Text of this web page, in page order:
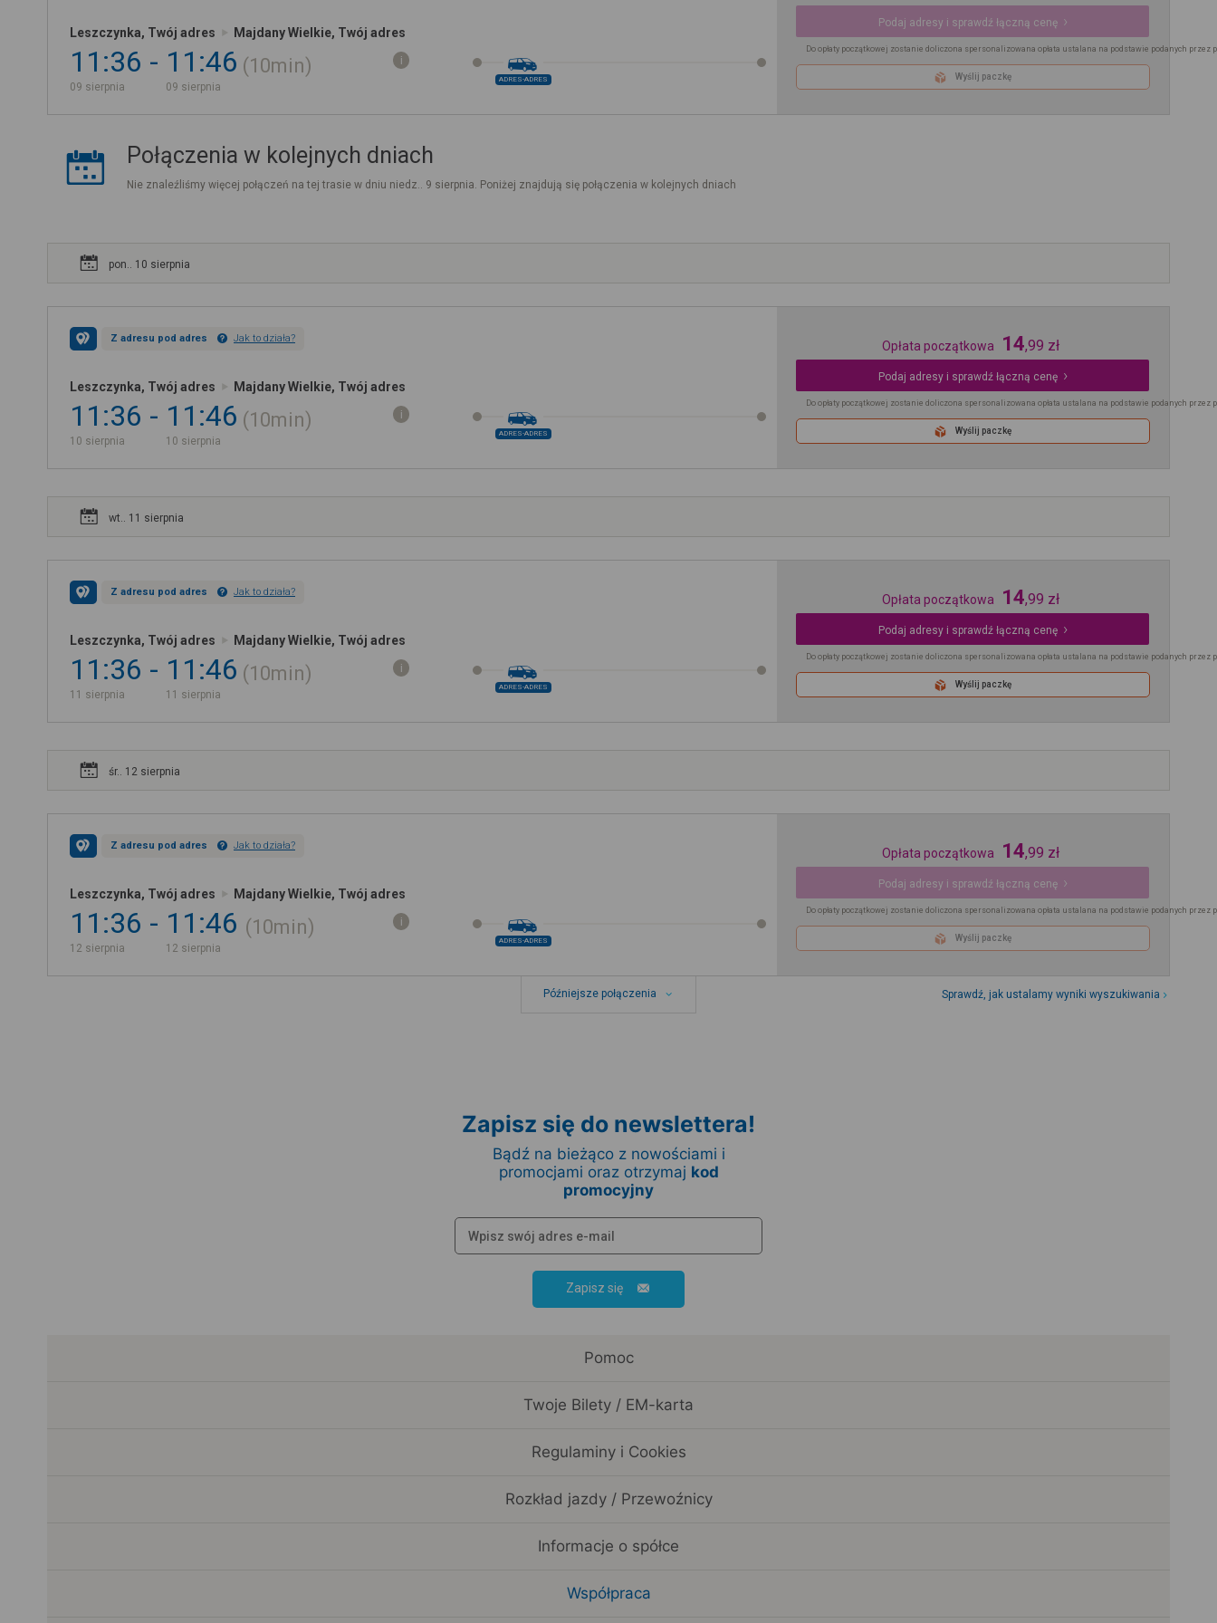
Leszczynka, Twój adres Majdany Wielkie, Twój adres
11:36
09 sierpnia
11:46
09 sierpnia
10min
ADRES-ADRES
Podaj adresy i sprawdź łączną cenę
Do opłaty początkowej zostanie doliczona spersonalizowana opłata ustalana na podstawie podanych przez
Wyślij paczkę
Połączenia w kolejnych dniach
Nie znaleźliśmy więcej połączeń na tej trasie w dniu niedz.. 9 sierpnia. Poniżej znajdują się połączenia w kolejnych dniach
pon.. 10 sierpnia
Z adresu pod adres Jak to działa?
Leszczynka, Twój adres Majdany Wielkie, Twój adres
11:36
10 sierpnia
11:46
10 sierpnia
10min
ADRES-ADRES
Opłata początkowa 14,99 zł
Podaj adresy i sprawdź łączną cenę
Do opłaty początkowej zostanie doliczona spersonalizowana opłata ustalana na podstawie podanych przez
Wyślij paczkę
wt.. 11 sierpnia
Z adresu pod adres Jak to działa?
Leszczynka, Twój adres Majdany Wielkie, Twój adres
11:36
11 sierpnia
11:46
11 sierpnia
10min
ADRES-ADRES
Opłata początkowa 14,99 zł
Podaj adresy i sprawdź łączną cenę
Do opłaty początkowej zostanie doliczona spersonalizowana opłata ustalana na podstawie podanych przez
Wyślij paczkę
śr.. 12 sierpnia
Z adresu pod adres Jak to działa?
Leszczynka, Twój adres Majdany Wielkie, Twój adres
11:36
12 sierpnia
11:46
12 sierpnia
10min
ADRES-ADRES
Opłata początkowa 14,99 zł
Podaj adresy i sprawdź łączną cenę
Do opłaty początkowej zostanie doliczona spersonalizowana opłata ustalana na podstawie podanych przez
Wyślij paczkę
Późniejsze połączenia Sprawdź, jak ustalamy wyniki wyszukiwania
Zapisz się do newslettera!
Bądź na bieżąco z nowościami i
promocjami oraz otrzymaj kod
promocyjny
Zapisz się
Pomoc
Twoje Bilety / EM-karta
Regulaminy i Cookies
Rozkład jazdy / Przewoźnicy
Informacje o spółce
Współpraca